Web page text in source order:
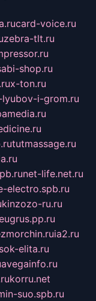
card-voice.ru
zebra-tlt.ru
shop.ru
x-ton.ru
i-grom.ru
tutmassage.ru
net-life.net.ru
electro.spb.ru
kinzozo-ru.ru
ia2.ru
elita.ru
avegainfo.ru
korru.net
suo.spb.ru